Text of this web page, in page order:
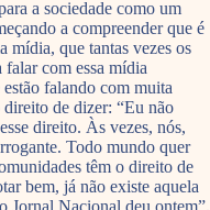
a sociedade como um
a compreender que é
mídia, que tantas vezes os
com essa mídia
falando com muita
de dizer: “Eu não
direito. Às vezes, nós,
Todo mundo quer
têm o direito de
bem, já não existe aquela
Jornal Nacional deu ontem”.